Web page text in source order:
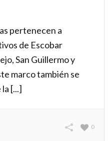
pertenecen a
de Escobar
San Guillermo y
marco también se
[...]
0